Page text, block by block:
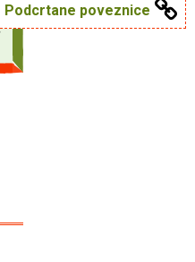
Podcrtane poveznice